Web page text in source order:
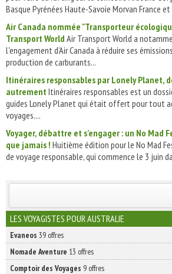
Basque Pyrénées Haute-Savoie Morvan France et
Air Canada nommée "Transporteur
Transport World Air Transport World a
l'engagement d’Air Canada à réduire ses
production de carburants...
Itinéraires responsables par Lonely Planet,
autrement Itinéraires responsables est un
guides Lonely Planet qui était offert pour tout
voyages....
Voyager, débattre et s’engager : un No Mad
que jamais ! Huitième édition pour le No Mad
de voyage responsable, qui commence le 3 juin
INSCRIVEZ-VOUS | ABONNEZ-VOUS
LES VOYAGISTES POUR AUSTRALIE
Evaneos 39 offres
Nomade Aventure 13 offres
Comptoir des Voyages 9 offres